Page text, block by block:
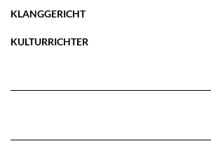
KLANGGERICHT
KULTURRICHTER